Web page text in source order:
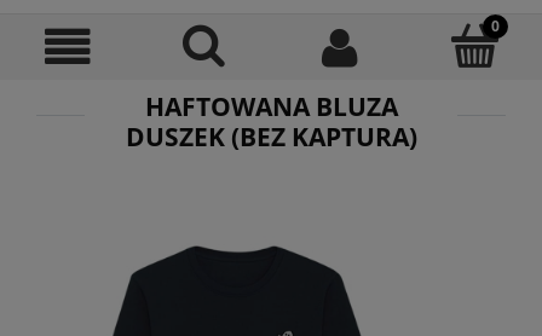
HAFTOWANA BLUZA
DUSZEK (BEZ KAPTURA)